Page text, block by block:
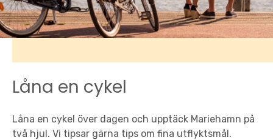
Låna en cykel
Låna en cykel över dagen och upptäck Mariehamn på
två hjul. Vi tipsar gärna tips om fina utflyktsmål.